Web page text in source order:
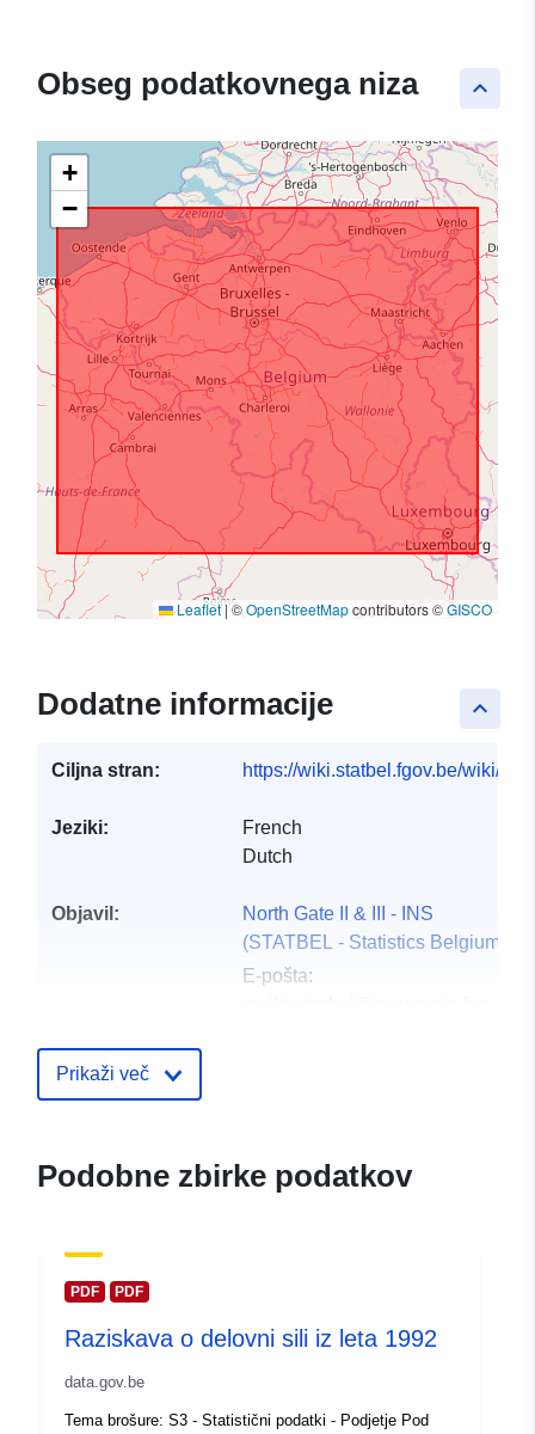
keyboard_arrow_up
Obseg podatkovnega niza
+
−
Leaflet|©OpenStreetMapcontributors ©GISCO
keyboard_arrow_up
Dodatne informacije
Ciljna stran: https://wiki.statbel.fgov.be/wiki/
Jeziki:
French
Dutch
Objavil:
North Gate II & III - INS
(STATBEL - Statistics Belgium)
E-pošta:
E-pošta:
https://statbel.fgov.be/en
Prikaži več
Podobne zbirke podatkov
PDF PDF
Raziskava o delovni sili iz leta 1992
data.gov.be
Tema brošure: S3 - Statistični podatki - Podjetje Pod